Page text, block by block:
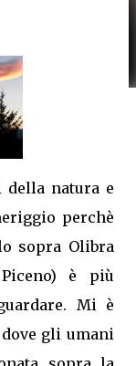
natura e
perchè
sopra Olibra
è più
Mi è
gli umani